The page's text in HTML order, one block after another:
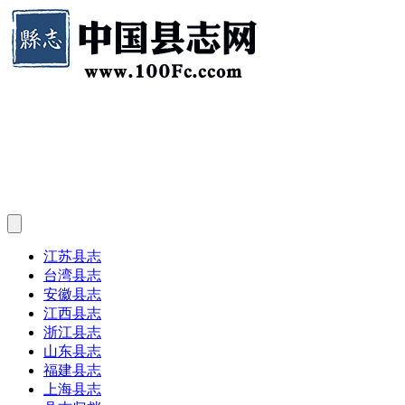
江苏县志
台湾县志
安徽县志
江西县志
浙江县志
山东县志
福建县志
上海县志